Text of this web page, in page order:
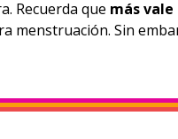
Recuerda que más vale
menstruación. Sin